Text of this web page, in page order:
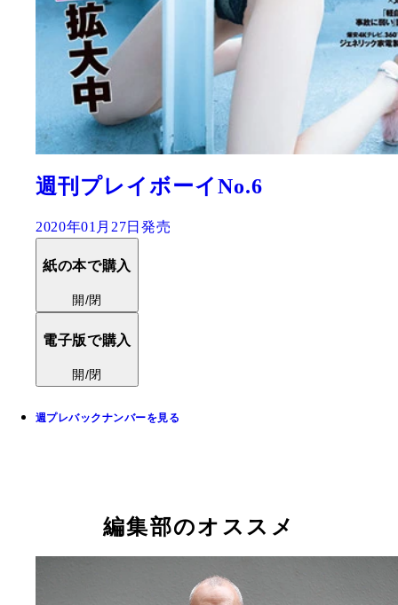
週刊プレイボーイNo.6
2020年01月27日発売
紙の本で購入
開/閉
電子版で購入
開/閉
週プレバックナンバーを見る
編集部のオススメ